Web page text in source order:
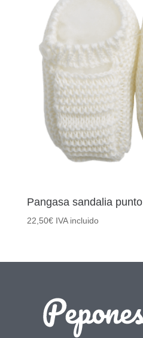
Pangasa sandalia punto
22,50€ IVA incluido